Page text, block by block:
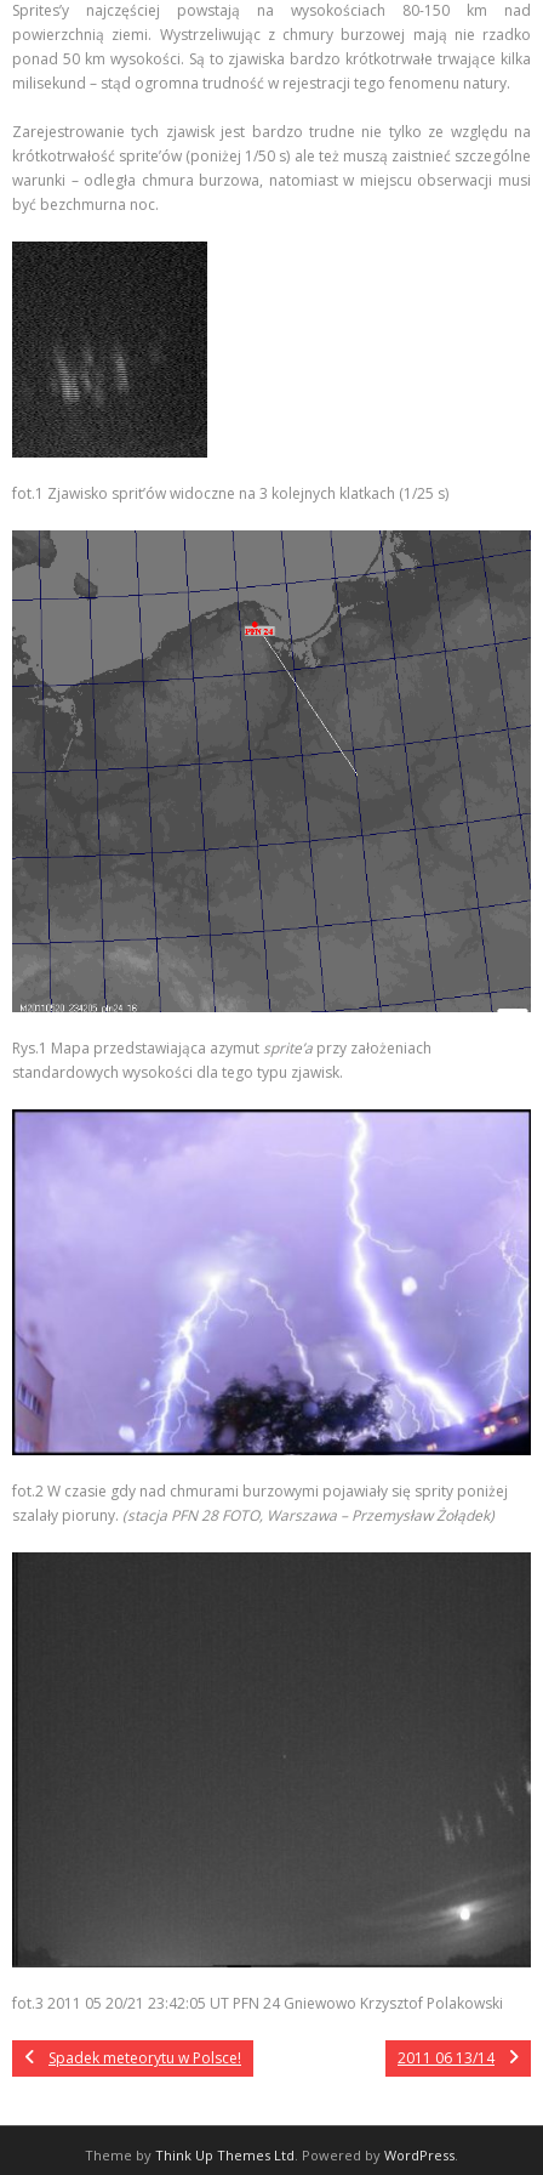
Sprites’y najczęściej powstają na wysokościach 80-150 km nad
powierzchnią ziemi. Wystrzeliwując z chmury burzowej mają nie rzadko
ponad 50 km wysokości. Są to zjawiska bardzo krótkotrwałe trwające kilka
milisekund – stąd ogromna trudność w rejestracji tego fenomenu natury.
Zarejestrowanie tych zjawisk jest bardzo trudne nie tylko ze względu na
krótkotrwałość sprite’ów (poniżej 1/50 s) ale też muszą zaistnieć szczególne
warunki – odległa chmura burzowa, natomiast w miejscu obserwacji musi
być bezchmurna noc.
fot.1 Zjawisko sprit’ów widoczne na 3 kolejnych klatkach (1/25 s)
Rys.1 Mapa przedstawiająca azymut sprite’a przy założeniach
standardowych wysokości dla tego typu zjawisk.
fot.2 W czasie gdy nad chmurami burzowymi pojawiały się sprity poniżej
szalały pioruny. (stacja PFN 28 FOTO, Warszawa – Przemysław Żołądek)
fot.3 2011 05 20/21 23:42:05 UT PFN 24 Gniewowo Krzysztof Polakowski
Spadek meteorytu w Polsce! 2011 06 13/14
Theme by Think Up Themes Ltd. Powered by WordPress.